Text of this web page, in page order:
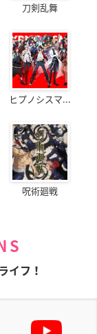
刀剣乱舞
ヒプノシスマ...
呪術廻戦
イフ！